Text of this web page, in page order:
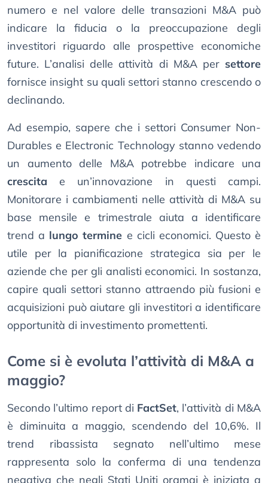
numero e nel valore delle transazioni M&A può
indicare la fiducia o la preoccupazione degli
investitori riguardo alle prospettive economiche
future. L’analisi delle attività di M&A per settore
fornisce insight su quali settori stanno crescendo o
declinando.
Ad esempio, sapere che i settori Consumer Non-
Durables e Electronic Technology stanno vedendo
un aumento delle M&A potrebbe indicare una
crescita e un’innovazione in questi campi.
Monitorare i cambiamenti nelle attività di M&A su
base mensile e trimestrale aiuta a identificare
trend a lungo termine e cicli economici. Questo è
utile per la pianificazione strategica sia per le
aziende che per gli analisti economici. In sostanza,
capire quali settori stanno attraendo più fusioni e
acquisizioni può aiutare gli investitori a identificare
opportunità di investimento promettenti.
Come si è evoluta l’attività di M&A a
maggio?
Secondo l’ultimo report di FactSet, l’attività di M&A
è diminuita a maggio, scendendo del 10,6%. Il
trend ribassista segnato nell’ultimo mese
rappresenta solo la conferma di una tendenza
negativa che negli Stati Uniti oramai è iniziata a